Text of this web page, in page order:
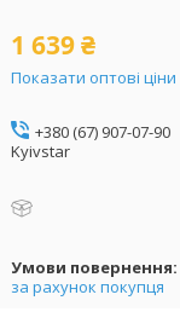
1 639 ₴
Показати оптові ціни
+380 (67) 907-07-90
Kyivstar
за рахунок покупця